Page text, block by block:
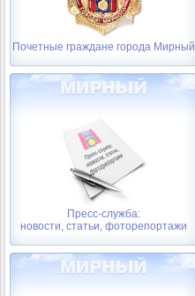
Почетные граждане города Мирный
Пресс-служба:
новости, статьи, фоторепортажи